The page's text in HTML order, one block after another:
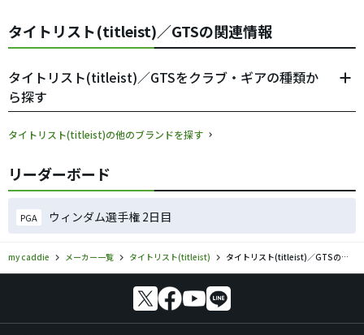
タイトリスト(titleist)／GTSの関連情報
タイトリスト(titleist)／GTSをクラブ・ギアの種類か
ら探す
タイトリスト(titleist)の他のブランドを探す
リーダーボード
PGA ウィンダム選手権 2日目
my caddie メーカー一覧 タイトリスト(titleist) タイトリスト(titleist)／GTSのゴルフギアの口コミ評価